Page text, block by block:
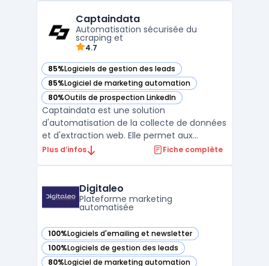
Oracle Marketing permet d’améliorer
l'efficacité des équi ...
Captaindata
Automatisation sécurisée du
scraping et
4.7
85%Logiciels de gestion des leads
— voir Captaindata dans cette catégorie
85%Logiciel de marketing automation
— voir Captaindata dans cette catégorie
80%Outils de prospection LinkedIn
— voir Captaindata dans cette catégorie
Captaindata est une solution
d'automatisation de la collecte de données
et d'extraction web. Elle permet aux
entreprises de simplifier et d'accélérer leurs
garantissant une approche conforme aux
normes de sécurité et de ...
Plus d’infos Fiche complète
Digitaleo
Plateforme marketing
automatisée
100%Logiciels d'emailing et newsletter
— voir Digitaleo dans cette catégorie
100%Logiciels de gestion des leads
— voir Digitaleo dans cette catégorie
80%Logiciel de marketing automation